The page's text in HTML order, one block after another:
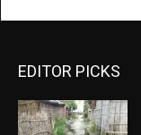
EDITOR PICKS